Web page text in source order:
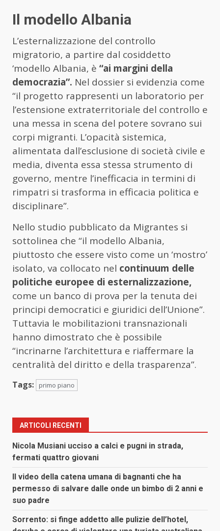
Il modello Albania
L’esternalizzazione del controllo
migratorio, a partire dal cosiddetto
‘modello Albania, è “ai margini della
democrazia”. Nel dossier si evidenzia come
“il progetto rappresenti un laboratorio per
l’estensione extraterritoriale del controllo e
una messa in scena del potere sovrano sui
corpi migranti. L’opacità sistemica,
alimentata dall’esclusione di società civile e
media, diventa essa stessa strumento di
governo, mentre l’inefficacia in termini di
rimpatri si trasforma in efficacia politica e
disciplinare”.
Nello studio pubblicato da Migrantes si
sottolinea che “il modello Albania,
piuttosto che essere visto come un ‘mostro’
isolato, va collocato nel continuum delle
politiche europee di esternalizzazione,
come un banco di prova per la tenuta dei
principi democratici e giuridici dell’Unione”.
Tuttavia le mobilitazioni transnazionali
hanno dimostrato che è possibile
“incrinarne l’architettura e riaffermare la
centralità del diritto e della trasparenza”.
Tags: primo piano
ARTICOLI RECENTI
Nicola Musiani ucciso a calci e pugni in strada,
fermati quattro giovani
Il video della catena umana di bagnanti che ha
permesso di salvare dalle onde un bimbo di 2 anni e
suo padre
Sorrento: si finge addetto alle pulizie dell’hotel,